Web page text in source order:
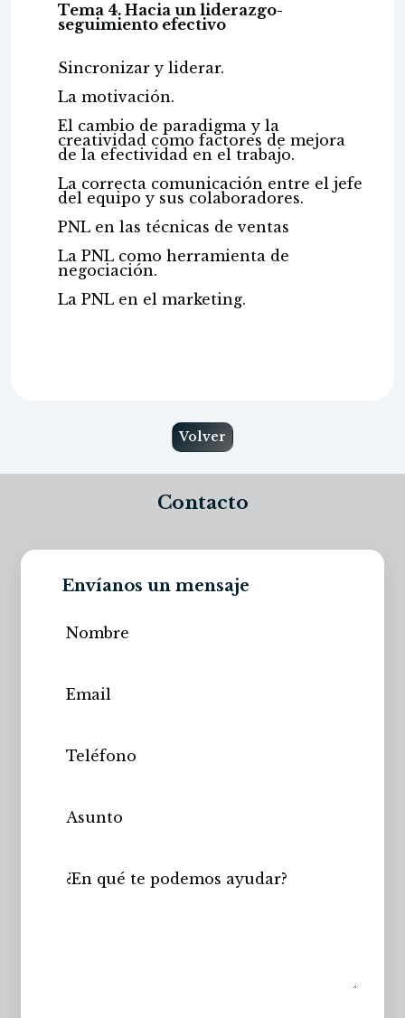
Tema 4. Hacia un liderazgo-
seguimiento efectivo
Sincronizar y liderar.
La motivación.
El cambio de paradigma y la
creatividad como factores de mejora
de la efectividad en el trabajo.
La correcta comunicación entre el jefe
del equipo y sus colaboradores.
PNL en las técnicas de ventas
La PNL como herramienta de
negociación.
La PNL en el marketing.
Volver
Contacto
Envíanos un mensaje